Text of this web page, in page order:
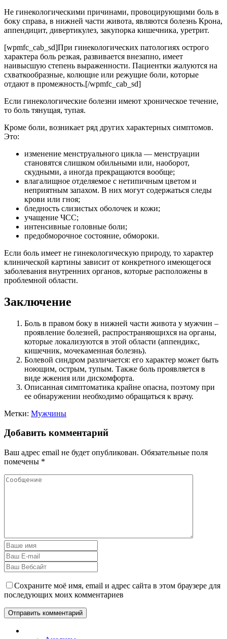
Не гинекологическими причинами, провоцирующими боль в
боку справа, в нижней части живота, являются болезнь Крона,
аппендицит, дивертикулез, закупорка кишечника, уретрит.
[wpmfc_cab_sd]При гинекологических патологиях острого
характера боль резкая, развивается внезапно, имеет
наивысшую степень выраженности. Пациентки жалуются на
схваткообразные, колющие или режущие боли, которые
отдают в промежность.[/wpmfc_cab_sd]
Если гинекологические болезни имеют хроническое течение,
то боль тянущая, тупая.
Кроме боли, возникает ряд других характерных симптомов.
Это:
изменение менструального цикла — менструации
становятся слишком обильными или, наоборот,
скудными, а иногда прекращаются вообще;
влагалищное отделяемое с нетипичным цветом и
неприятным запахом. В них могут содержаться следы
крови или гноя;
бледность слизистых оболочек и кожи;
учащение ЧСС;
интенсивные головные боли;
предобморочное состояние, обмороки.
Если боль имеет не гинекологическую природу, то характер
клинической картины зависит от конкретного имеющегося
заболевания внутренних органов, которые расположены в
проблемной области.
Заключение
Боль в правом боку в нижней части живота у мужчин –
проявление болезней, распространяющихся на органы,
которые локализуются в этой области (аппендикс,
кишечник, мочекаменная болезнь).
Болевой синдром различается: его характер может быть
ноющим, острым, тупым. Также боль проявляется в
виде жжения или дискомфорта.
Описанная симптоматика крайне опасна, поэтому при
ее обнаружении необходимо обращаться к врачу.
Метки: Мужчины
Добавить комментарий
Ваш адрес email не будет опубликован. Обязательные поля
помечены *
Сохраните моё имя, email и адрес сайта в этом браузере для
последующих моих комментариев